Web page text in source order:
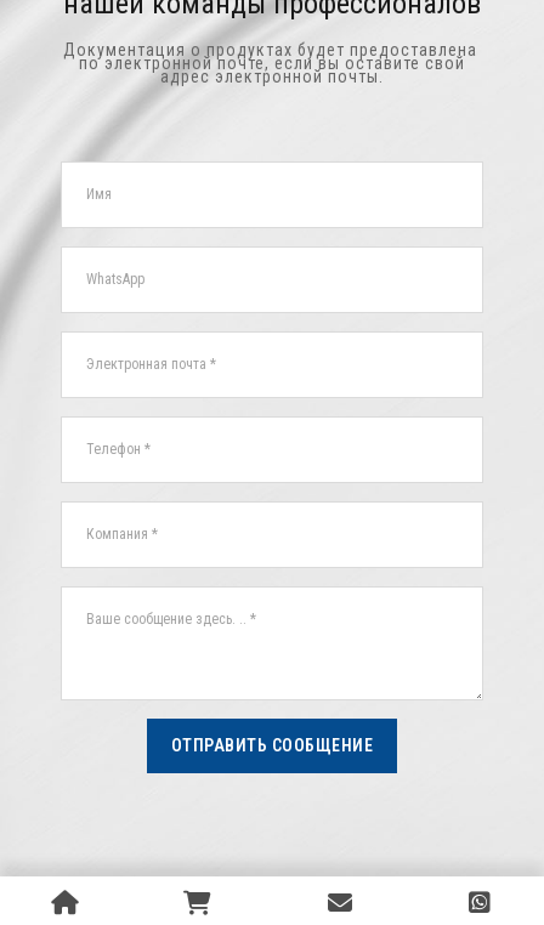
Документация о продуктах будет предоставлена ​​
по электронной почте, если вы оставите свой
адрес электронной почты.
ОТПРАВИТЬ СООБЩЕНИЕ